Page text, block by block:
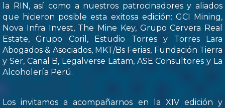
la RIN, así como a nuestros patrocinadores y aliados
que hicieron posible esta exitosa edición: GCI Mining,
Nova Infra Invest, The Mine Key, Grupo Cervera Real
Estate, Grupo Coril, Estudio Torres y Torres Lara
Abogados & Asociados, MKT/Bs Ferias, Fundación Tierra
y Ser, Canal B, Legalverse Latam, ASE Consultores y La
Alcoholería Perú.
Los invitamos a acompañarnos en la XIV edición y